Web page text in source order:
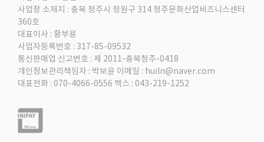
사업장 소재지 : 충북 청주시 청원구 314 청주문화산업비즈니스센터
360호
대표이사 : 황부용
사업자등록번호 : 317-85-09532
통신판매업 신고번호 : 제 2011-충북청주-0418
개인정보관리책임자 : 박보윤 이메일 : huiln@naver.com
대표전화 : 070-4066-0556 팩스 : 043-219-1252